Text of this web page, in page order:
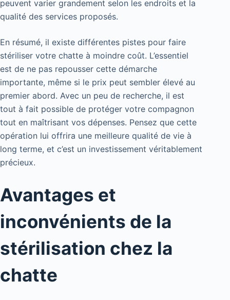
peuvent varier grandement selon les endroits et la
qualité des services proposés.
En résumé, il existe différentes pistes pour faire
stériliser votre chatte à moindre coût. L’essentiel
est de ne pas repousser cette démarche
importante, même si le prix peut sembler élevé au
premier abord. Avec un peu de recherche, il est
tout à fait possible de protéger votre compagnon
tout en maîtrisant vos dépenses. Pensez que cette
opération lui offrira une meilleure qualité de vie à
long terme, et c’est un investissement véritablement
précieux.
Avantages et
inconvénients de la
stérilisation chez la
chatte